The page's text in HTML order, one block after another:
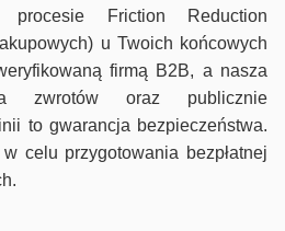
Friction Reduction
u Twoich końcowych
firmą B2B, a nasza
zwrotów oraz publicznie
to gwarancja bezpieczeństwa.
w celu przygotowania bezpłatnej